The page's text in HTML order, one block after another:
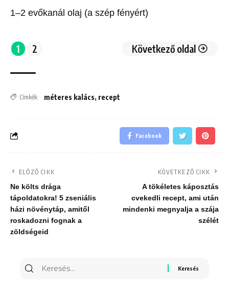
1–2 evőkanál olaj (a szép fényért)
1 2 Következő oldal
Címkék: méteres kalács, recept
Facebook
ELŐZŐ CIKK
Ne költs drága
tápoldatokra! 5 zseniális
házi növénytáp, amitől
roskadozni fognak a
zöldségeid
KÖVETKEZŐ CIKK
A tökéletes káposztás
cvekedli recept, ami után
mindenki megnyalja a szája
szélét
Keresés